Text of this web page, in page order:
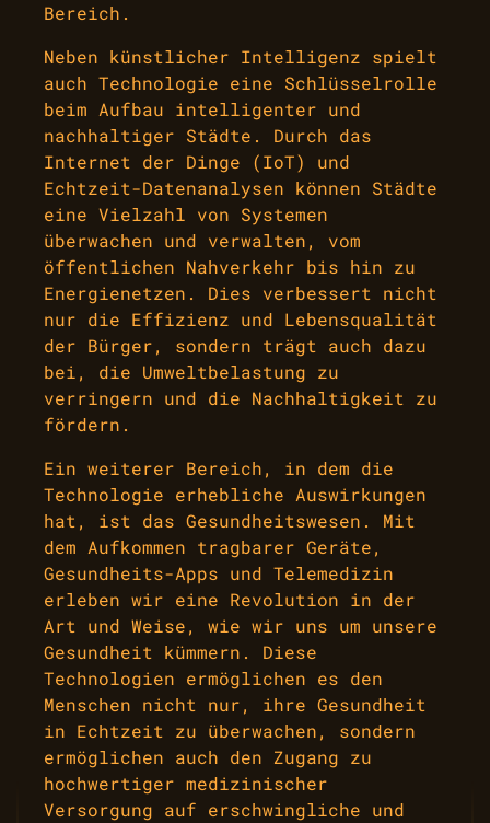
Bereich.
Neben künstlicher Intelligenz spielt
auch Technologie eine Schlüsselrolle
beim Aufbau intelligenter und
nachhaltiger Städte. Durch das
Internet der Dinge (IoT) und
Echtzeit-Datenanalysen können Städte
eine Vielzahl von Systemen
überwachen und verwalten, vom
öffentlichen Nahverkehr bis hin zu
Energienetzen. Dies verbessert nicht
nur die Effizienz und Lebensqualität
der Bürger, sondern trägt auch dazu
bei, die Umweltbelastung zu
verringern und die Nachhaltigkeit zu
fördern.
Ein weiterer Bereich, in dem die
Technologie erhebliche Auswirkungen
hat, ist das Gesundheitswesen. Mit
dem Aufkommen tragbarer Geräte,
Gesundheits-Apps und Telemedizin
erleben wir eine Revolution in der
Art und Weise, wie wir uns um unsere
Gesundheit kümmern. Diese
Technologien ermöglichen es den
Menschen nicht nur, ihre Gesundheit
in Echtzeit zu überwachen, sondern
ermöglichen auch den Zugang zu
hochwertiger medizinischer
Versorgung auf erschwingliche und